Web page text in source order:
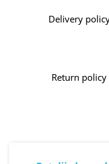
Delivery
Return